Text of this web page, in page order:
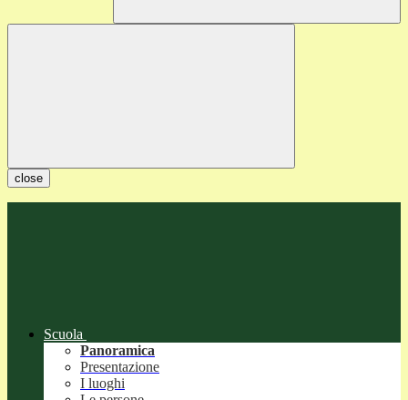
close
Scuola
Panoramica
Presentazione
I luoghi